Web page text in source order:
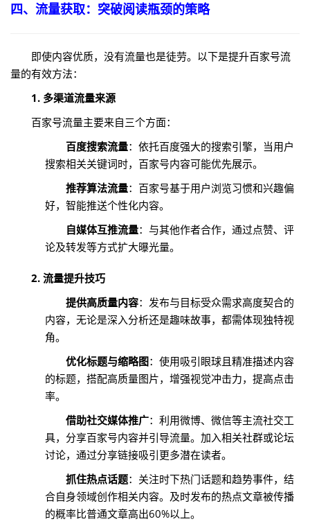
四、流量获取：突破阅读瓶颈的策略
即使内容优质，没有流量也是徒劳。以下是提升百家号流
量的有效方法：
1. 多渠道流量来源
百家号流量主要来自三个方面：
百度搜索流量：依托百度强大的搜索引擎，当用户
搜索相关关键词时，百家号内容可能优先展示。
推荐算法流量：百家号基于用户浏览习惯和兴趣偏
好，智能推送个性化内容。
自媒体互推流量：与其他作者合作，通过点赞、评
论及转发等方式扩大曝光量。
2. 流量提升技巧
提供高质量内容：发布与目标受众需求高度契合的
内容，无论是深入分析还是趣味故事，都需体现独特视
角。
优化标题与缩略图：使用吸引眼球且精准描述内容
的标题，搭配高质量图片，增强视觉冲击力，提高点击
率。
借助社交媒体推广：利用微博、微信等主流社交工
具，分享百家号内容并引导流量。加入相关社群或论坛
讨论，通过分享链接吸引更多潜在读者。
抓住热点话题：关注时下热门话题和趋势事件，结
合自身领域创作相关内容。及时发布的热点文章被传播
的概率比普通文章高出60%以上。